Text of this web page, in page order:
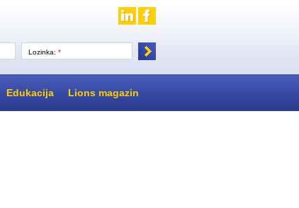
Lozinka: *
Edukacija Lions magazin